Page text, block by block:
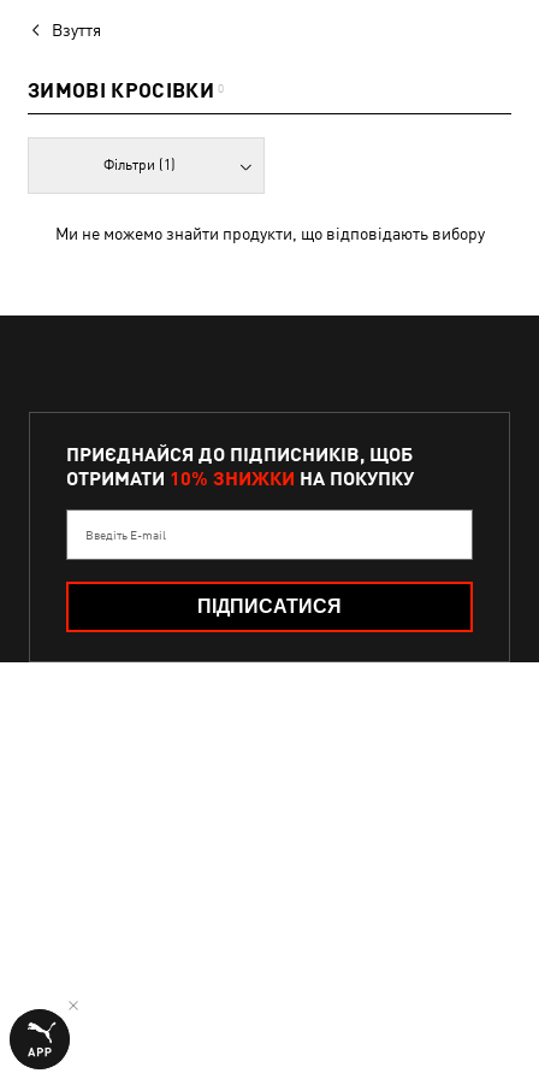
Взуття
ЗИМОВІ КРОСІВКИ 0
Фільтри (1)
Ми не можемо знайти продукти, що відповідають вибору
ПРИЄДНАЙСЯ ДО ПІДПИСНИКІВ, ЩОБ
ОТРИМАТИ 10% ЗНИЖКИ НА ПОКУПКУ
Введіть E-mail
ПІДПИСАТИСЯ